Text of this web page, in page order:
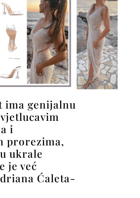
ima genijalnu
i
prorezima,
ukrale
je već
Ćaleta-